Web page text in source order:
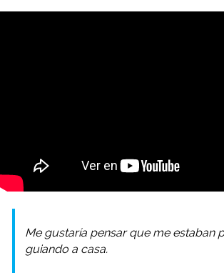
Me gustaría pensar que me estaban
guiando a casa.